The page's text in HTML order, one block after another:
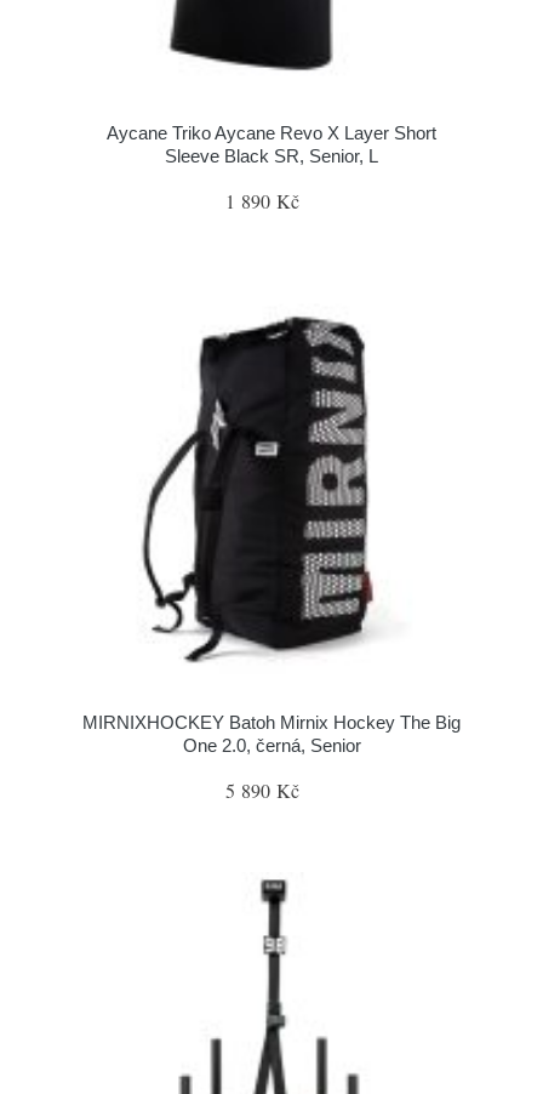
Aycane Triko Aycane Revo X Layer Short
Sleeve Black SR, Senior, L
1 890 Kč
MIRNIXHOCKEY Batoh Mirnix Hockey The Big
One 2.0, černá, Senior
5 890 Kč